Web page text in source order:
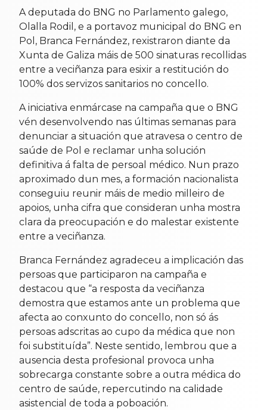
A deputada do BNG no Parlamento galego,
Olalla Rodil, e a portavoz municipal do BNG en
Pol, Branca Fernández, rexistraron diante da
Xunta de Galiza máis de 500 sinaturas recollidas
entre a veciñanza para esixir a restitución do
100% dos servizos sanitarios no concello.
A iniciativa enmárcase na campaña que o BNG
vén desenvolvendo nas últimas semanas para
denunciar a situación que atravesa o centro de
saúde de Pol e reclamar unha solución
definitiva á falta de persoal médico. Nun prazo
aproximado dun mes, a formación nacionalista
conseguiu reunir máis de medio milleiro de
apoios, unha cifra que consideran unha mostra
clara da preocupación e do malestar existente
entre a veciñanza.
Branca Fernández agradeceu a implicación das
persoas que participaron na campaña e
destacou que “a resposta da veciñanza
demostra que estamos ante un problema que
afecta ao conxunto do concello, non só ás
persoas adscritas ao cupo da médica que non
foi substituída”. Neste sentido, lembrou que a
ausencia desta profesional provoca unha
sobrecarga constante sobre a outra médica do
centro de saúde, repercutindo na calidade
asistencial de toda a poboación.